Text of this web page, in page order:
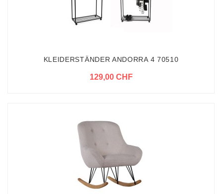
KLEIDERSTÄNDER ANDORRA 4 70510
129,00 CHF